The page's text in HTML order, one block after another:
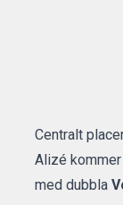
Centralt
Alizé
med dubbla